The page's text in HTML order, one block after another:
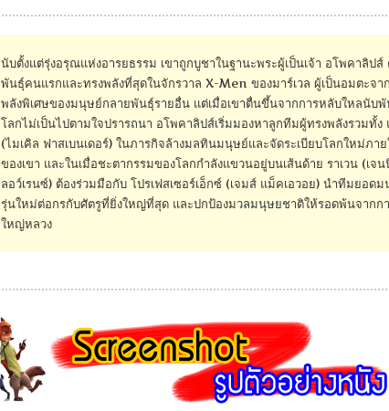
นับตั้งแต่รุ่งอรุณแห่งอารยธรรม เขาถูกบูชาในฐานะพระผู้เป็นเจ้า อโพคาลิป
พันธุ์คนแรกและทรงพลังที่สุดในจักรวาล X-Men ของมาร์เวล ผู้เป็นอมตะจา
พลังพิเศษของมนุษย์กลายพันธุ์รายอื่น แต่เมื่อเขาตื่นขึ้นจากการหลับใหลนับ
โลกไม่เป็นไปตามใจปรารถนา อโพคาลิปส์เริ่มมองหาลูกทีมผู้ทรงพลังรวมทั้ง
(ไมเคิล ฟาสเบนเดอร์) ในภารกิจล้างมลทินมนุษย์และจัดระเบียบโลกใหม่ภา
ของเขา และในเมื่อชะตากรรมของโลกกำลังแขวนอยู่บนเส้นด้าย ราเวน (เจน
ลอว์เรนซ์) ต้องร่วมมือกับ โปรเฟสเซอร์เอ็กซ์ (เจมส์ แม็คเอวอย) นำทีมยอด
รุ่นใหม่ต่อกรกับศัตรูที่ยิ่งใหญ่ที่สุด และปกป้องมวลมนุษยชาติให้รอดพ้นจากก
ใหญ่หลวง